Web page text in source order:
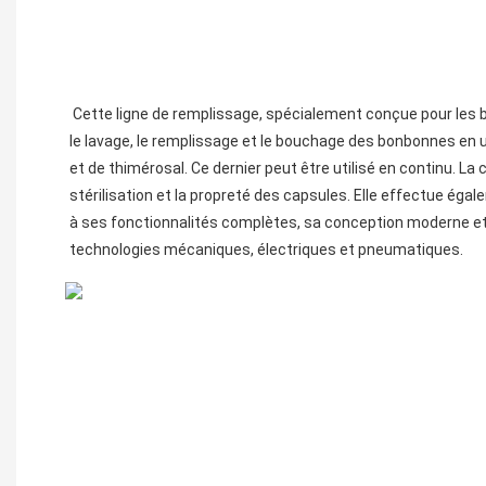
le lavage, le remplissage et le bouchage des bonbonnes
et de thimérosal. Ce dernier peut être utilisé en continu.
stérilisation et la propreté des capsules. Elle effectue
à ses fonctionnalités complètes, sa conception moderne
technologies mécaniques, électriques et pneumatiques.